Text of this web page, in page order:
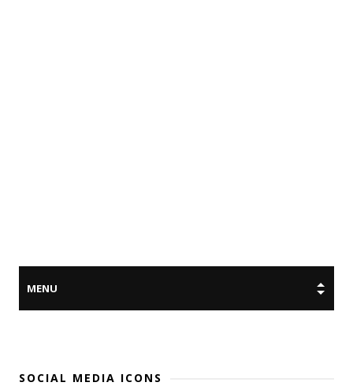
SOCIAL MEDIA ICONS